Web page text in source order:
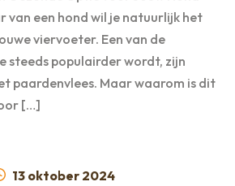
van een hond wil je natuurlijk het
viervoeter. Een van de
steeds populairder wordt, zijn
paardenvlees. Maar waarom is dit
[…]
Geplaatst
13 oktober 2024